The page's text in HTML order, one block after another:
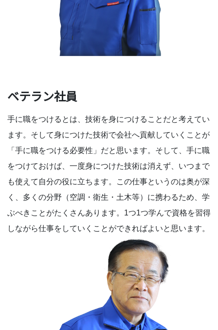
ベテラン社員
手に職をつけるとは、技術を身につけることだと考えてい
ます。そして身につけた技術で会社へ貢献していくことが
「手に職をつける必要性」だと思います。そして、手に職
をつけておけば、一度身につけた技術は消えず、いつまで
も使えて自分の役に立ちます。この仕事というのは奥が深
く、多くの分野（空調・衛生・土木等）に携わるため、学
ぶべきことがたくさんあります。1つ1つ学んで資格を習得
しながら仕事をしていくことができればよいと思います。